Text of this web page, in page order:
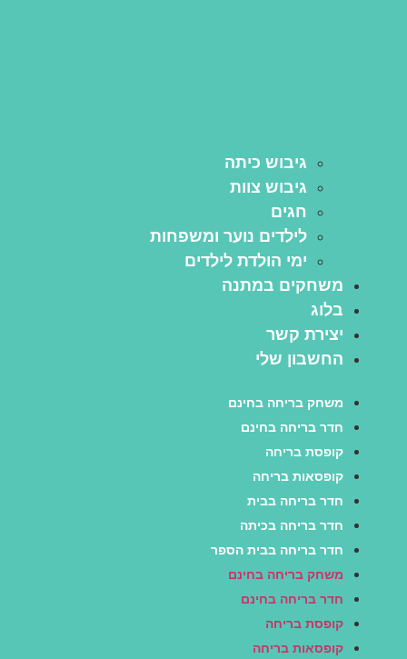
גיבוש כיתה
גיבוש צוות
חגים
לילדים נוער ומשפחות
ימי הולדת לילדים
משחקים במתנה
בלוג
יצירת קשר
החשבון שלי
משחק בריחה בחינם
חדר בריחה בחינם
קופסת בריחה
קופסאות בריחה
חדר בריחה בבית
חדר בריחה בכיתה
חדר בריחה בבית הספר
משחק בריחה בחינם
חדר בריחה בחינם
קופסת בריחה
קופסאות בריחה